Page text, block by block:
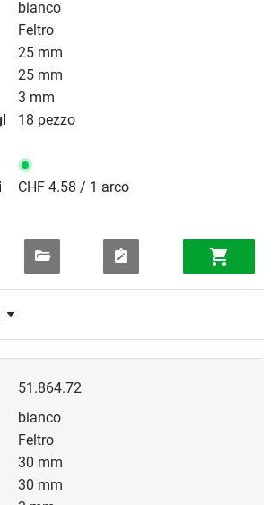
bianco
Feltro
25 mm
25 mm
3 mm
18 pezzo
CHF 4.58 / 1 arco
51.864.72
bianco
Feltro
30 mm
30 mm